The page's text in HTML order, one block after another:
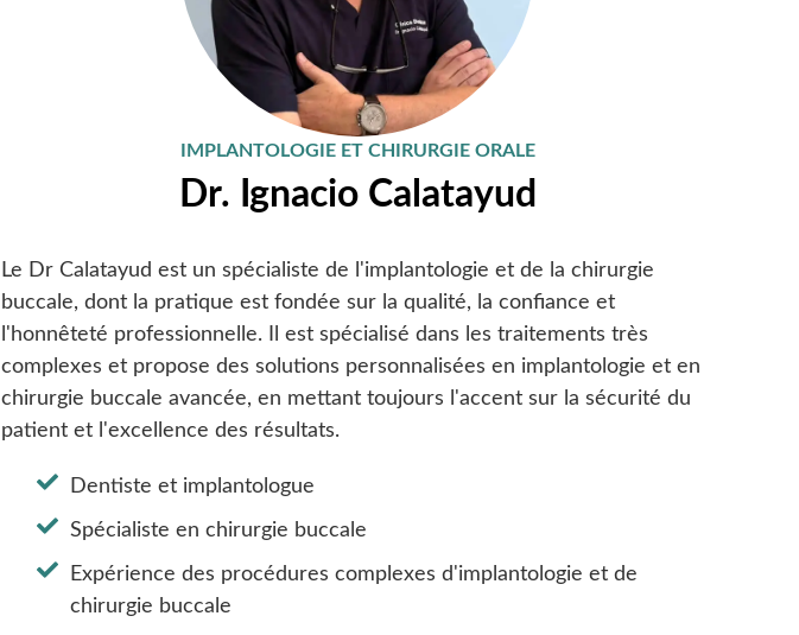
IMPLANTOLOGIE ET CHIRURGIE ORALE
Dr. Ignacio Calatayud
Le Dr Calatayud est un spécialiste de l'implantologie et de la chirurgie
buccale, dont la pratique est fondée sur la qualité, la confiance et
l'honnêteté professionnelle. Il est spécialisé dans les traitements très
complexes et propose des solutions personnalisées en implantologie et en
chirurgie buccale avancée, en mettant toujours l'accent sur la sécurité du
patient et l'excellence des résultats.
Dentiste et implantologue
Spécialiste en chirurgie buccale
Expérience des procédures complexes d'implantologie et de
chirurgie buccale